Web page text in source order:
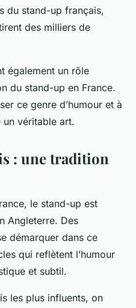
du stand-up français,
des milliers de
également un rôle
du stand-up en France.
ce genre d’humour et à
véritable art.
: une tradition
le stand-up est
Angleterre. Des
démarquer dans ce
qui reflètent l’humour
et subtil.
les plus influents, on